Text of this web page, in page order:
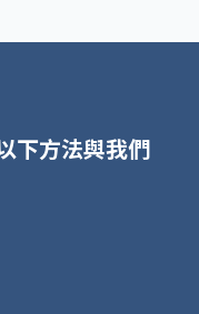
下方法與我們